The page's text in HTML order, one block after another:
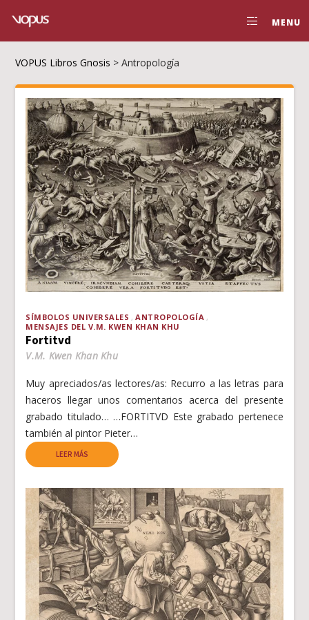
MENU
VOPUS Libros Gnosis >Antropología
SÍMBOLOS UNIVERSALES
ANTROPOLOGÍA
MENSAJES DEL V.M. KWEN KHAN KHU
Fortitvd
V.M. Kwen Khan Khu
Muy apreciados/as lectores/as: Recurro a las letras para
haceros llegar unos comentarios acerca del presente
grabado titulado… …FORTITVD Este grabado pertenece
también al pintor Pieter…
LEER MÁS